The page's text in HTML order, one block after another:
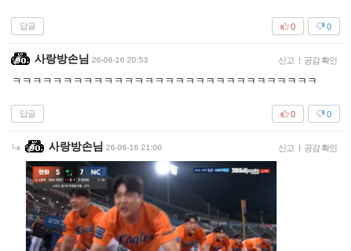
답글 0
0
사랑방손님 26-06-16 20:53 신고 | 공감 확인
ㅋㅋㅋㅋㅋㅋㅋㅋㅋㅋㅋㅋㅋㅋㅋㅋㅋㅋㅋㅋㅋㅋㅋㅋㅋㅋㅋㅋㅋㅋ
답글 0
0
사랑방손님 26-06-16 21:00 신고 | 공감 확인